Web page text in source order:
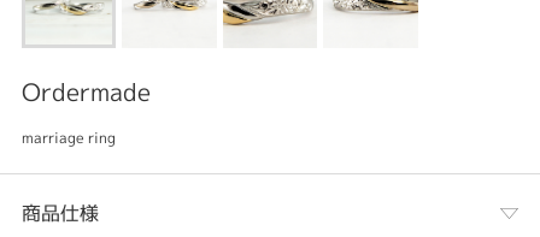
Ordermade
marriage ring
商品仕様